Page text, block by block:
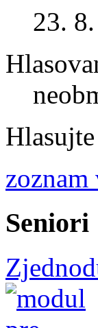
23.
Seniori